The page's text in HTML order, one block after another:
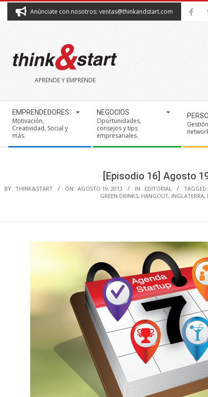
Anúnciate con nosotros: ventas@thinkandstart.com
THINK&START
APRENDE Y EMPRENDE
Navigation
Menu
EMPRENDEDORES
Motivación,
Creatividad, Social y
más.
NEGOCIOS
Oportunidades,
consejos y tips
empresariales.
[Episodio 16] Agosto
BY: THINK&START ON: AGOSTO 19, 2013 IN: EDITORIAL TAGGED:
GREEN DRINKS, HANGOUT, INGLATERRA,